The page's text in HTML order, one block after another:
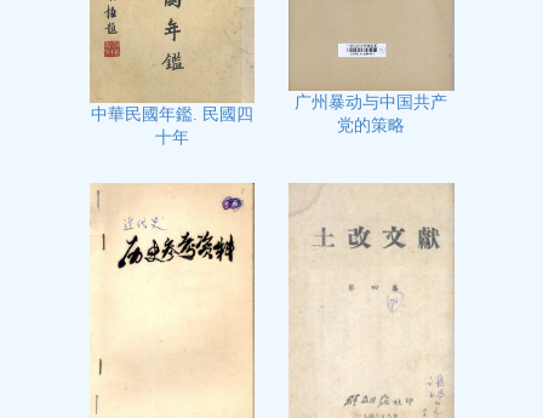
中華民國年鑑. 民國四
十年
广州暴动与中国共产
党的策略